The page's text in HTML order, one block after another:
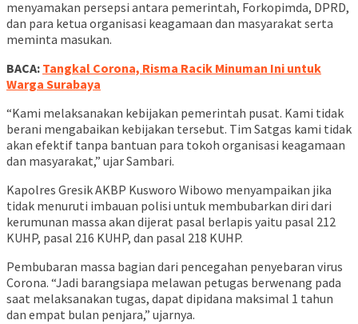
menyamakan persepsi antara pemerintah, Forkopimda, DPRD,
dan para ketua organisasi keagamaan dan masyarakat serta
meminta masukan.
BACA: Tangkal Corona, Risma Racik Minuman Ini untuk
Warga Surabaya
“Kami melaksanakan kebijakan pemerintah pusat. Kami tidak
berani mengabaikan kebijakan tersebut. Tim Satgas kami tidak
akan efektif tanpa bantuan para tokoh organisasi keagamaan
dan masyarakat,” ujar Sambari.
Kapolres Gresik AKBP Kusworo Wibowo menyampaikan jika
tidak menuruti imbauan polisi untuk membubarkan diri dari
kerumunan massa akan dijerat pasal berlapis yaitu pasal 212
KUHP, pasal 216 KUHP, dan pasal 218 KUHP.
Pembubaran massa bagian dari pencegahan penyebaran virus
Corona. “Jadi barangsiapa melawan petugas berwenang pada
saat melaksanakan tugas, dapat dipidana maksimal 1 tahun
dan empat bulan penjara,” ujarnya.